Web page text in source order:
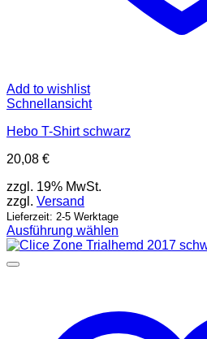
Add to wishlist
Schnellansicht
Hebo T-Shirt schwarz
20,08 €
zzgl. 19% MwSt.
zzgl. Versand
Lieferzeit: 2-5 Werktage
Ausführung wählen
Dieses
Produkt